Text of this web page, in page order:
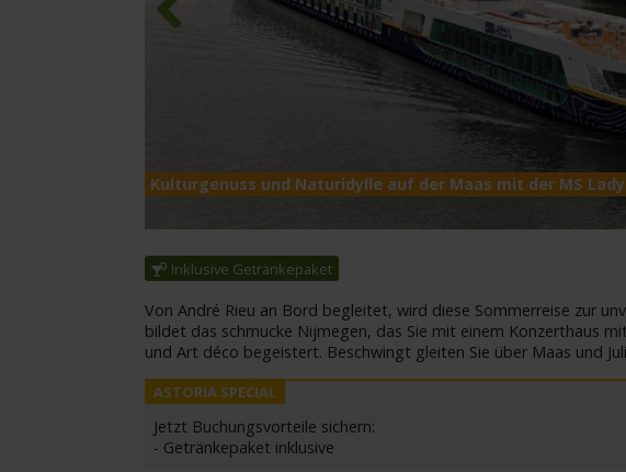
Kulturgenuss und Naturidylle auf der Maas mit der MS
Inklusive Getränkepaket
Von André Rieu an Bord begleitet, wird diese Sommerreise zur
bildet das schmucke Nijmegen, das Sie mit einem Konzerthaus
und Art déco begeistert. Beschwingt gleiten Sie über Maas und
Jetzt Buchungsvorteile sichern:
- Getränkepaket inklusive